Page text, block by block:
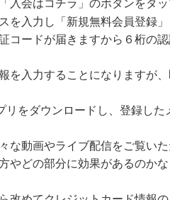
入会はコチラ」のボタンをタ
入力し「新規無料会員登録」
コードが届きますから６桁の
を入力することになりますが
をダウンロードし、登録し
な動画やライブ配信をご覧いた
やどの部分に効果があるのか